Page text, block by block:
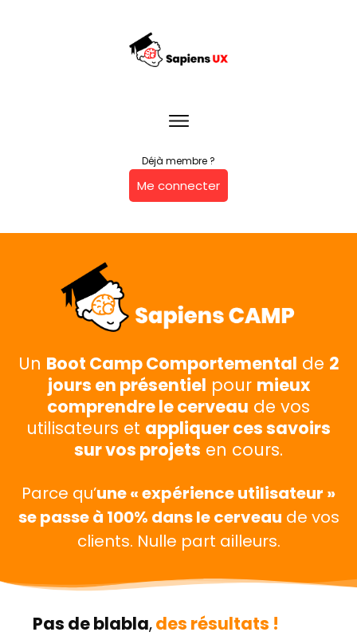
Déjà membre ?
Me connecter
Un Boot Camp Comportemental de 2
jours en présentiel pour mieux
comprendre le cerveau de vos
utilisateurs et appliquer ces savoirs
sur vos projets en cours.
Parce qu’une « expérience utilisateur »
se passe à 100% dans le cerveau de vos
clients. Nulle part ailleurs.
Pas de blabla,des résultats !